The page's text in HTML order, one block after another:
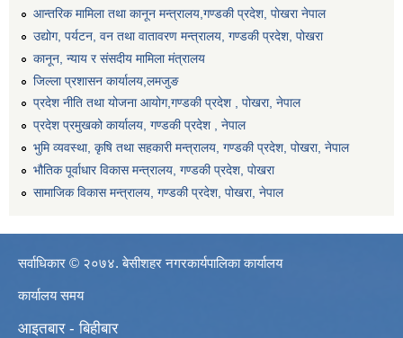
आन्तरिक मामिला तथा कानून मन्त्रालय,गण्डकी प्रदेश, पाेखरा नेपाल
उद्योग, पर्यटन, वन तथा वातावरण मन्त्रालय, गण्डकी प्रदेश, पोखरा
कानून, न्याय र संसदीय मामिला मंत्रालय
जिल्ला प्रशासन कार्यालय,लमजुङ
प्रदेश नीति तथा योजना आयोग,गण्डकी प्रदेश , पोखरा, नेपाल
प्रदेश प्रमुखको कार्यालय, गण्डकी प्रदेश , नेपाल
भुमि व्यवस्था, कृषि तथा सहकारी मन्त्रालय, गण्डकी प्रदेश, पोखरा, नेपाल
भौतिक पूर्वाधार विकास मन्त्रालय, गण्डकी प्रदेश, पाेखरा
सामाजिक विकास मन्त्रालय, गण्डकी प्रदेश, पोखरा, नेपाल
सर्वाधिकार © २०७४. बेसीशहर नगरकार्यपालिका कार्यालय
कार्यालय समय
आइतबार - बिहीबार